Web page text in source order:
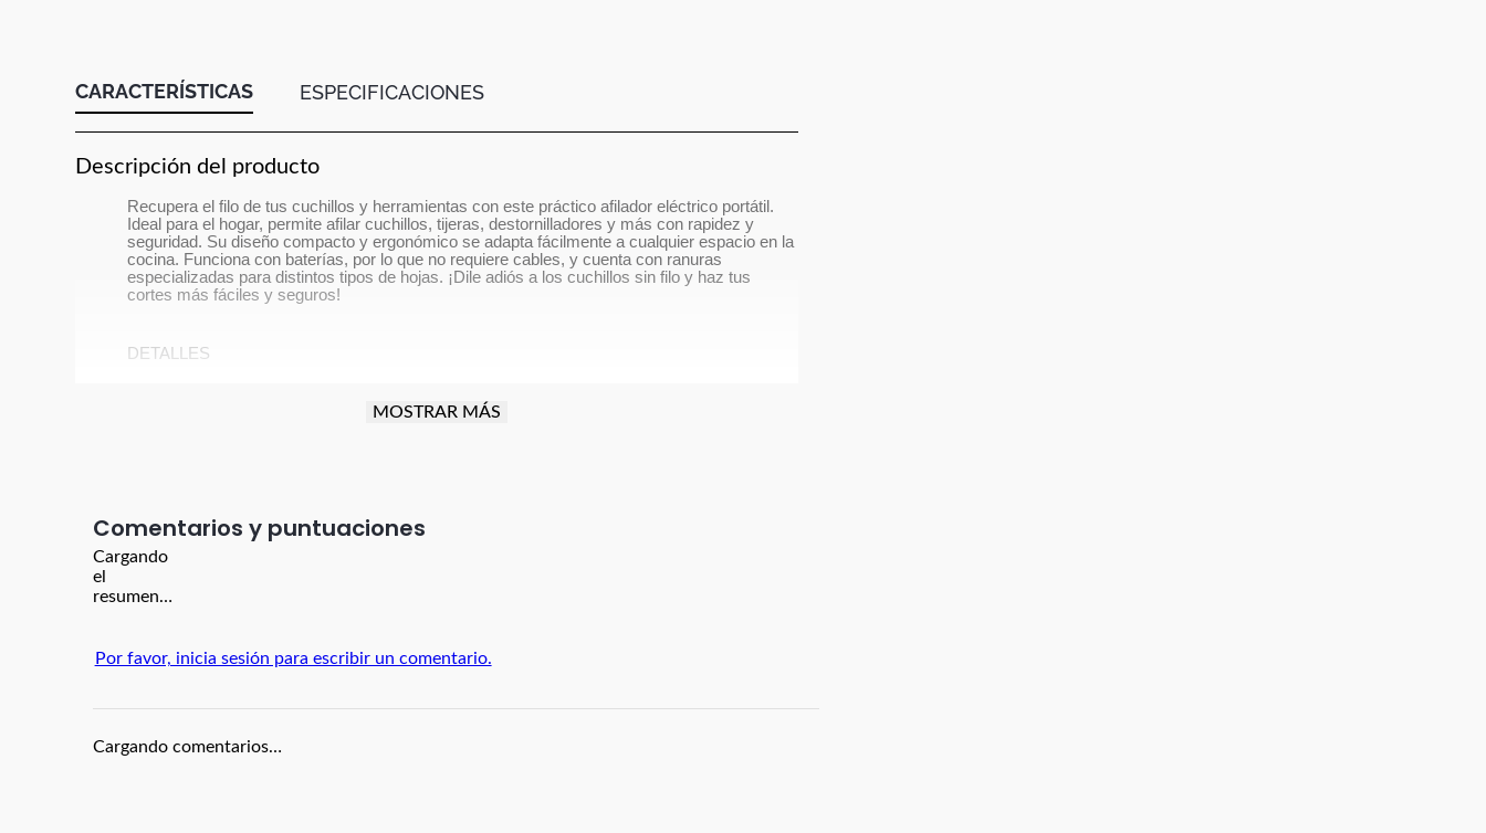
CARACTERÍSTICAS ESPECIFICACIONES
Descripción del producto
Recupera el filo de tus cuchillos y herramientas con este práctico afilador eléctrico portátil.
Ideal para el hogar, permite afilar cuchillos, tijeras, destornilladores y más con rapidez y
seguridad. Su diseño compacto y ergonómico se adapta fácilmente a cualquier espacio en la
cocina. Funciona con baterías, por lo que no requiere cables, y cuenta con ranuras
especializadas para distintos tipos de hojas. ¡Dile adiós a los cuchillos sin filo y haz tus
cortes más fáciles y seguros!
DETALLES
Diseño compacto, liviano y fácil de almacenar
Botón de encendido práctico y de fácil acceso
Ideal para cocina, herramientas de jardín o bricolaje
Fácil de usar incluso sin experiencia previa
MOSTRAR MÁS
Comentarios
Cargando
el
resumen…
Por favor, inicia sesión para escribir un comentario.
Cargando comentarios…